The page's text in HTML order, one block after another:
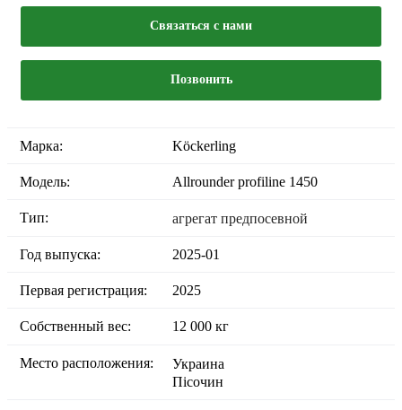
Связаться с нами
Позвонить
Марка: Köckerling
Модель: Allrounder profiline 1450
Тип: агрегат предпосевной
Год выпуска: 2025-01
Первая регистрация: 2025
Собственный вес: 12 000 кг
Место расположения:
Украина
Пісочин